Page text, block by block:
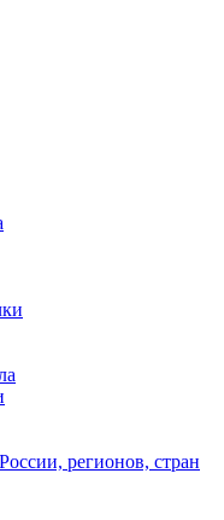
регионов, стран